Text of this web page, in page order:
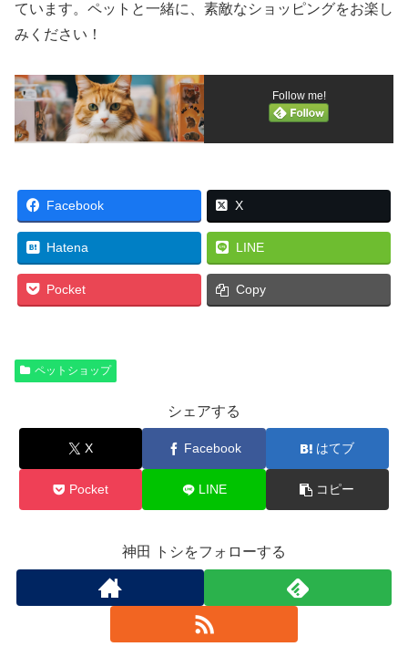
ています。ペットと一緒に、素敵なショッピングをお楽し
みください！
Follow me!
Facebook X
Hatena LINE
Pocket Copy
ペットショップ
シェアする
X Facebook はてブ
Pocket LINE コピー
神田 トシをフォローする